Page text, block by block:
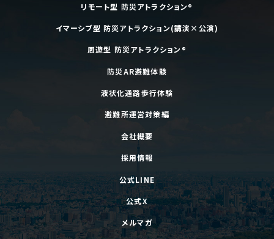
リモート型 防災アトラクション®
イマーシブ型 防災アトラクション(講演×公演)
周遊型 防災アトラクション®
防災AR避難体験
液状化通路歩行体験
避難所運営対策編
会社概要
採用情報
公式LINE
公式X
メルマガ